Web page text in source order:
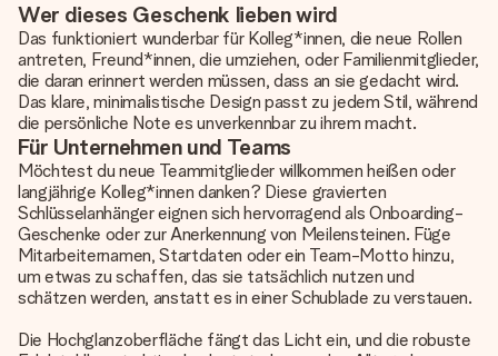
Wer dieses Geschenk lieben wird
Das funktioniert wunderbar für Kolleg*innen, die neue Rollen
antreten, Freund*innen, die umziehen, oder Familienmitglieder,
die daran erinnert werden müssen, dass an sie gedacht wird.
Das klare, minimalistische Design passt zu jedem Stil, während
die persönliche Note es unverkennbar zu ihrem macht.
Für Unternehmen und Teams
Möchtest du neue Teammitglieder willkommen heißen oder
langjährige Kolleg*innen danken? Diese gravierten
Schlüsselanhänger eignen sich hervorragend als Onboarding-
Geschenke oder zur Anerkennung von Meilensteinen. Füge
Mitarbeiternamen, Startdaten oder ein Team-Motto hinzu,
um etwas zu schaffen, das sie tatsächlich nutzen und
schätzen werden, anstatt es in einer Schublade zu verstauen.
Die Hochglanzoberfläche fängt das Licht ein, und die robuste